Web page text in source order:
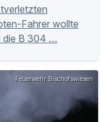
Fahrer wollte
die B 304 …
Feuerwehr Bischofswiesen